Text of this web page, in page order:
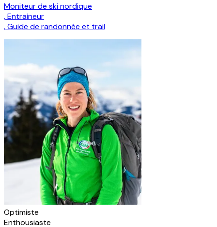
Moniteur de ski nordique
,Entraineur
,Guide de randonnée et trail
Optimiste
Enthousiaste